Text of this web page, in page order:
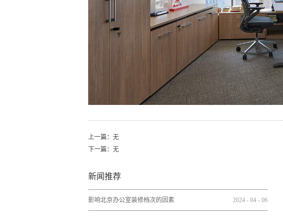
上一篇：无
下一篇：无
新闻推荐
影响北京办公室装修档次的因素 2024 - 04 - 06